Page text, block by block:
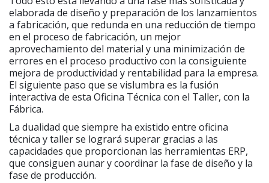
elaborada de diseño y preparación de los lanzamientos
a fabricación, que redunda en una reducción de tiempo
en el proceso de fabricación, un mejor
aprovechamiento del material y una minimización de
errores en el proceso productivo con la consiguiente
mejora de productividad y rentabilidad para la empresa.
El siguiente paso que se vislumbra es la fusión
interactiva de esta Oficina Técnica con el Taller, con la
Fábrica.
La dualidad que siempre ha existido entre oficina
técnica y taller se logrará superar gracias a las
capacidades que proporcionan las herramientas ERP,
que consiguen aunar y coordinar la fase de diseño y la
fase de producción.